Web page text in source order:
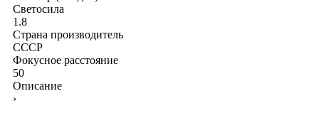
Светосила
1.8
Страна производитель
СССР
Фокусное расстояние
50
Описание
›